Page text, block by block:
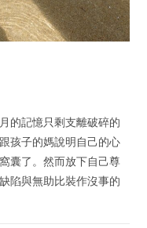
的記憶只剩支離破碎的
孩子的媽說明自己的心
囊了。然而放下自己尊
陷與無助比裝作沒事的